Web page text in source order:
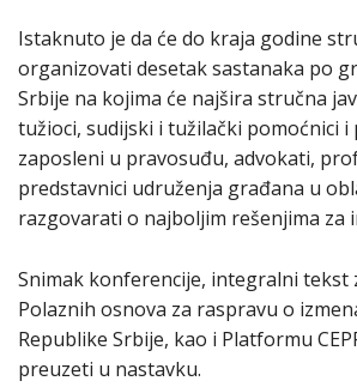
Istaknuto je da će do kraja godine
organizovati desetak sastanaka po
Srbije na kojima će najšira stručna
tužioci, sudijski i tužilački pomoćnici i
zaposleni u pravosuđu, advokati,
predstavnici udruženja građana u
razgovarati o najboljim rešenjima za
Snimak konferencije, integralni tekst
Polaznih osnova za raspravu o
Republike Srbije, kao i Platformu
preuzeti u nastavku.